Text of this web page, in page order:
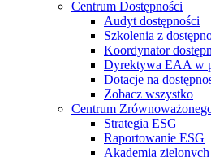
Centrum Dostępności
Audyt dostępności
Szkolenia z
Koordynator
Dyrektywa EAA w
Dotacje na
Zobacz wszystko
Centrum
Strategia ESG
Raportowanie ESG
Akademia